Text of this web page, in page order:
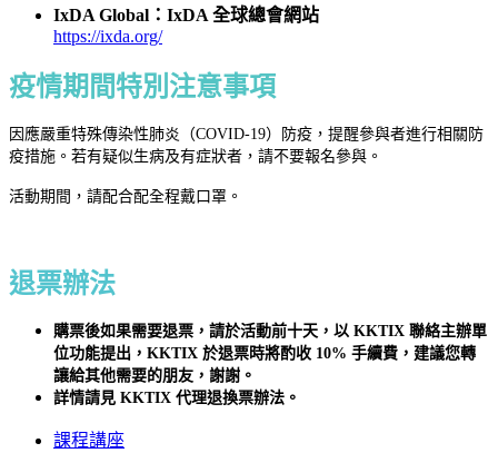
IxDA Global：IxDA 全球總會網站
https://ixda.org/
疫情期間特別注意事項
因應嚴重特殊傳染性肺炎（COVID-19）防疫，提醒參與者進行相關防
疫措施。若有疑似生病及有症狀者，請不要報名參與。
活動期間，請配合配全程戴口罩。
退票辦法
購票後如果需要退票，請於活動前十天，以 KKTIX 聯絡主辦單
位功能提出，KKTIX 於退票時將酌收 10% 手續費 ，建議您轉
讓給其他需要的朋友，謝謝。
詳情請見 KKTIX 代理退換票辦法。
課程講座